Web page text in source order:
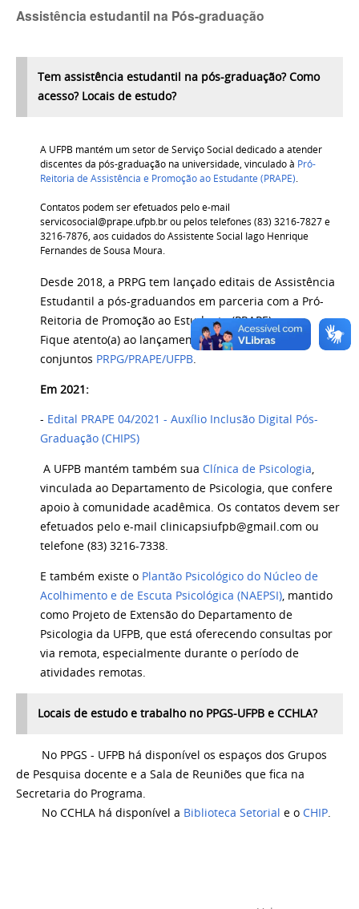
Assistência estudantil na Pós-graduação
Tem assistência estudantil na pós-graduação? Como
acesso? Locais de estudo?
A UFPB mantém um setor de Serviço Social dedicado a atender
discentes da pós-graduação na universidade, vinculado à Pró-
Reitoria de Assistência e Promoção ao Estudante (PRAPE).
Contatos podem ser efetuados pelo e-mail
servicosocial@prape.ufpb.br ou pelos telefones (83) 3216-7827 e
3216-7876, aos cuidados do Assistente Social Iago Henrique
Fernandes de Sousa Moura.
Desde 2018, a PRPG tem lançado editais de Assistência
Estudantil a pós-graduandos em parceria com a Pró-
Reitoria de Promoção ao Estudante (PRAPE).
Fique atento(a) ao lançamento anual dos editais
conjuntos PRPG/PRAPE/UFPB.
Em 2021:
- Edital PRAPE 04/2021 - Auxílio Inclusão Digital Pós-
Graduação (CHIPS)
A UFPB mantém também sua Clínica de Psicologia,
vinculada ao Departamento de Psicologia, que confere
apoio à comunidade acadêmica. Os contatos devem ser
efetuados pelo e-mail clinicapsiufpb@gmail.com ou
telefone (83) 3216-7338.
E também existe o Plantão Psicológico do Núcleo de
Acolhimento e de Escuta Psicológica (NAEPSI), mantido
como Projeto de Extensão do Departamento de
Psicologia da UFPB, que está oferecendo consultas por
via remota, especialmente durante o período de
atividades remotas.
Locais de estudo e trabalho no PPGS-UFPB e CCHLA?
No PPGS - UFPB há disponível os espaços dos Grupos
de Pesquisa docente e a Sala de Reuniões que fica na
Secretaria do Programa.
No CCHLA há disponível a Biblioteca Setorial e o CHIP.